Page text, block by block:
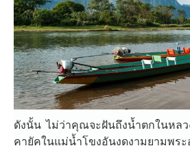
ดังนั้น ไม่ว่าคุณจะฝันถึงน้ำตกในหลว
คายัคในแม่น้ำโขงอันงดงามยามพ